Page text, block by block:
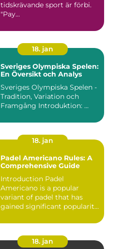
tidskrävande sport är förbi.
"Pay...
18. jan
Sveriges Olympiska Spelen:
En Översikt och Analys
Sveriges Olympiska Spelen -
Tradition, Variation och
Framgång Introduktion: ...
18. jan
Padel Americano Rules: A
Comprehensive Guide
Introduction Padel
Americano is a popular
variant of padel that has
gained significant popularity
18. jan